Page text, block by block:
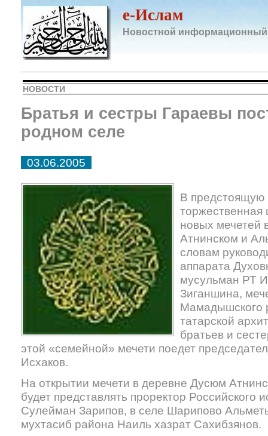
e-Ислам
Новостной информационный
НОВОСТИ
Братья и сестры Гараевы
родном селе
03.06.2005
В предстоящую
торжественная
новых
Атнинском и
словам
аппарата
мусульман РТ
Зиганшина,
Мамадышского
татарской
братьев и
этой «семейной» мечети поедет
Исхаков.
На открытии мечети в деревне Дусюм
будет представлять проректор Российского
Сулейман Зарипов, в селе Шарипово
мухтасиб района Наиль хазрат Сахибзянов.